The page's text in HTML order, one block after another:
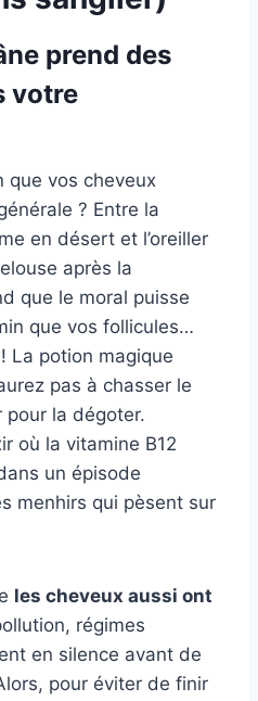
prend des
votre
que vos cheveux
? Entre la
en désert et l’oreiller
après la
que le moral puisse
que vos follicules…
! La potion magique
pas à chasser le
pour la dégoter.
où la vitamine B12
un épisode
menhirs qui pèsent sur
les cheveux aussi ont
régimes
en silence avant de
pour éviter de finir